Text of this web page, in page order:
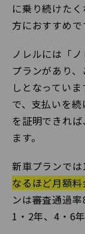
に乗り続けた
方におすすめで
ノレルには「
プランがあり
しとなってい
で、支払いを
を証明できれ
ます。
新車プランでは
なるほど月額料
ンは審査通過
1・2年、4・6